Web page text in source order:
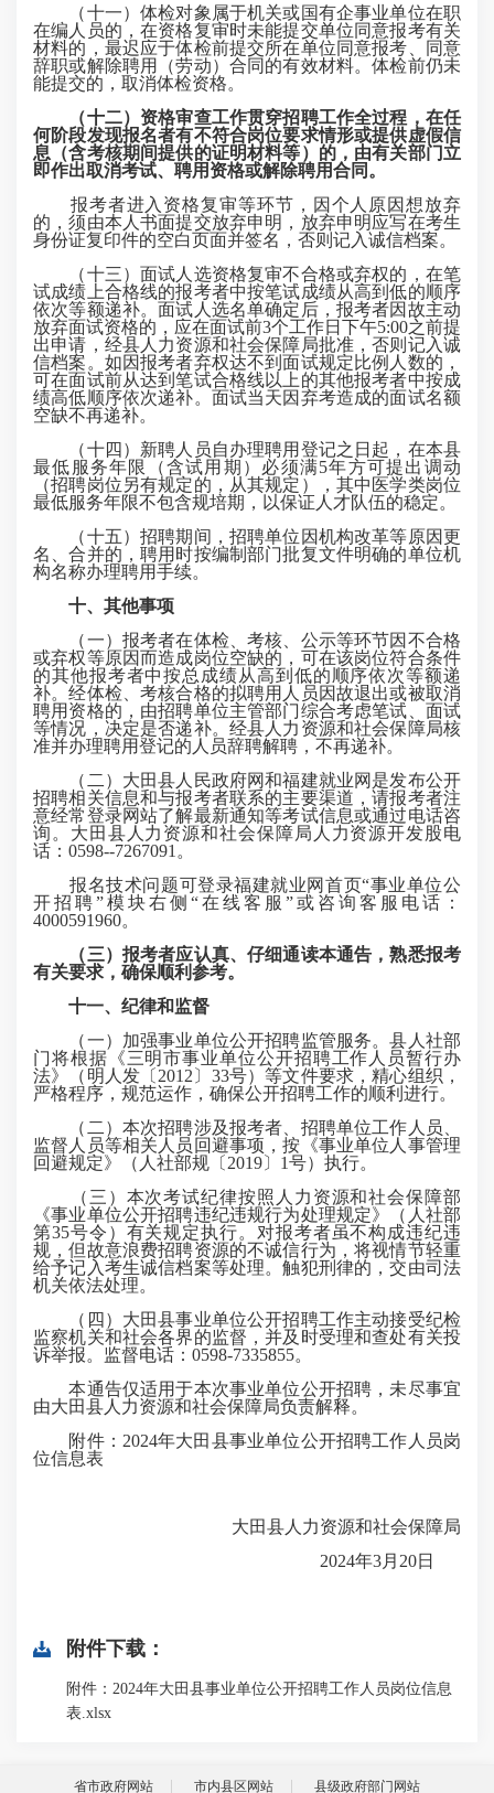
（十一）体检对象属于机关或国有企事业单位在职
在编人员的，在资格复审时未能提交单位同意报考有关
材料的，最迟应于体检前提交所在单位同意报考、同意
辞职或解除聘用（劳动）合同的有效材料。体检前仍未
能提交的，取消体检资格。
（十二）资格审查工作贯穿招聘工作全过程，在任
何阶段发现报名者有不符合岗位要求情形或提供虚假信
息（含考核期间提供的证明材料等）的，由有关部门立
即作出取消考试、聘用资格或解除聘用合同。
报考者进入资格复审等环节，因个人原因想放弃
的，须由本人书面提交放弃申明，放弃申明应写在考生
身份证复印件的空白页面并签名，否则记入诚信档案。
（十三）面试人选资格复审不合格或弃权的，在笔
试成绩上合格线的报考者中按笔试成绩从高到低的顺序
依次等额递补。面试人选名单确定后，报考者因故主动
放弃面试资格的，应在面试前3个工作日下午5:00之前提
出申请，经县人力资源和社会保障局批准，否则记入诚
信档案。如因报考者弃权达不到面试规定比例人数的，
可在面试前从达到笔试合格线以上的其他报考者中按成
绩高低顺序依次递补。面试当天因弃考造成的面试名额
空缺不再递补。
（十四）新聘人员自办理聘用登记之日起，在本县
最低服务年限（含试用期）必须满5年方可提出调动
（招聘岗位另有规定的，从其规定），其中医学类岗位
最低服务年限不包含规培期，以保证人才队伍的稳定。
（十五）招聘期间，招聘单位因机构改革等原因更
名、合并的，聘用时按编制部门批复文件明确的单位机
构名称办理聘用手续。
十、其他事项
（一）报考者在体检、考核、公示等环节因不合格
或弃权等原因而造成岗位空缺的，可在该岗位符合条件
的其他报考者中按总成绩从高到低的顺序依次等额递
补。经体检、考核合格的拟聘用人员因故退出或被取消
聘用资格的，由招聘单位主管部门综合考虑笔试、面试
等情况，决定是否递补。经县人力资源和社会保障局核
准并办理聘用登记的人员辞聘解聘，不再递补。
（二）大田县人民政府网和福建就业网是发布公开
招聘相关信息和与报考者联系的主要渠道，请报考者注
意经常登录网站了解最新通知等考试信息或通过电话咨
询。大田县人力资源和社会保障局人力资源开发股电
话：0598--7267091。
报名技术问题可登录福建就业网首页“事业单位公
开招聘”模块右侧“在线客服”或咨询客服电话：
4000591960。
（三）报考者应认真、仔细通读本通告，熟悉报考
有关要求，确保顺利参考。
十一、纪律和监督
（一）加强事业单位公开招聘监管服务。县人社部
门将根据《三明市事业单位公开招聘工作人员暂行办
法》（明人发〔2012〕33号）等文件要求，精心组织，
严格程序，规范运作，确保公开招聘工作的顺利进行。
（二）本次招聘涉及报考者、招聘单位工作人员、
监督人员等相关人员回避事项，按《事业单位人事管理
回避规定》（人社部规〔2019〕1号）执行。
（三）本次考试纪律按照人力资源和社会保障部
《事业单位公开招聘违纪违规行为处理规定》（人社部
第35号令）有关规定执行。对报考者虽不构成违纪违
规，但故意浪费招聘资源的不诚信行为，将视情节轻重
给予记入考生诚信档案等处理。触犯刑律的，交由司法
机关依法处理。
（四）大田县事业单位公开招聘工作主动接受纪检
监察机关和社会各界的监督，并及时受理和查处有关投
诉举报。监督电话：0598-7335855。
本通告仅适用于本次事业单位公开招聘，未尽事宜
由大田县人力资源和社会保障局负责解释。
附件：2024年大田县事业单位公开招聘工作人员岗
位信息表
大田县人力资源和社会保障局
2024年3月20日
附件下载：
附件：2024年大田县事业单位公开招聘工作人员岗位信息
表.xlsx
省市政府网站 市内县区网站 县级政府部门网站